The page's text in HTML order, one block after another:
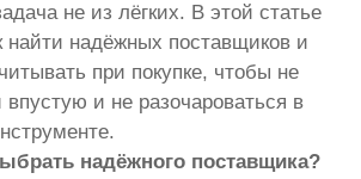
не из лёгких. В этой статье
найти надёжных поставщиков и
при покупке, чтобы не
впустую и не разочароваться в
надёжного поставщика?